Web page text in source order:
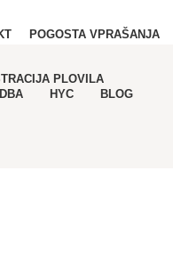
POGOSTA VPRAŠANJA
PLOVILA
HYC BLOG